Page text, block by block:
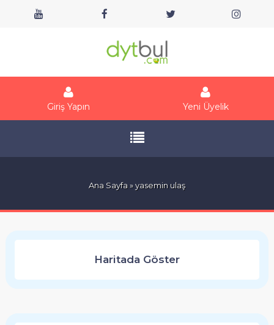
Giriş Yapın Yeni Üyelik
Ana Sayfa» yasemin ulaş
Haritada Göster